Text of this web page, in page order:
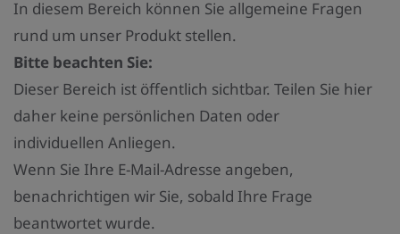
In diesem Bereich können Sie allgemeine Fragen
rund um unser Produkt stellen.
Bitte beachten Sie:
Dieser Bereich ist öffentlich sichtbar. Teilen Sie hier
daher keine persönlichen Daten oder
individuellen Anliegen.
Wenn Sie Ihre E-Mail-Adresse angeben,
benachrichtigen wir Sie, sobald Ihre Frage
beantwortet wurde.